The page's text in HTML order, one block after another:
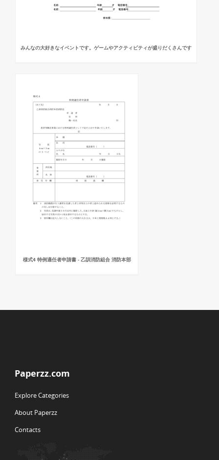
みんなの大好きなイベントです。ゲームやアクティビティが盛りだくさんです
様式4 特例適任者申請書 - 乙訓消防組合 消防本部
Paperzz.com
Explore Categories
About Paperzz
Contacts